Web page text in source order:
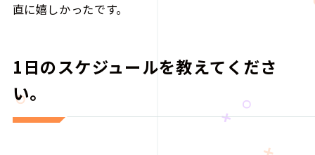
直に嬉しかったです。
1日のスケジュールを教えてくださ
い。